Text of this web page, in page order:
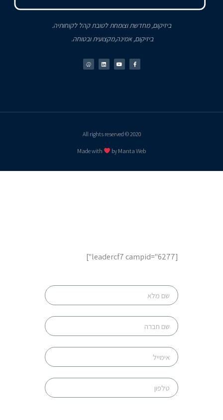
ביזיקום, מחדשת וצומחת לטובת קהל לקוחותיה.
ביזיקום, אמינה,מקצועית ובטוחה.
2020 © All rights reserved
Made with by Manta Web
[leadercf7 campid="6277"]